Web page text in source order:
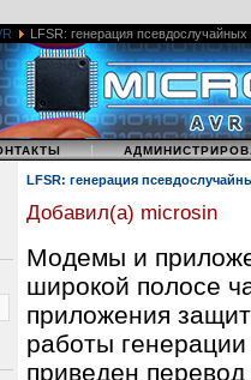
LFSR: генерация псевдослучайных
|
LFSR: генерация
Добавил(а) microsin
Модемы и
широкой полосе
приложения
работы
приведен